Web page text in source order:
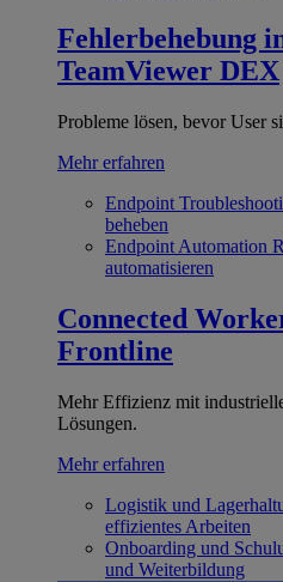
Fehlerbehebung
TeamViewer DEX
Probleme lösen, bevor User
Mehr erfahren
Endpoint
beheben
Endpoint Automation
automatisieren
Connected
Frontline
Mehr Effizienz mit
Lösungen.
Mehr erfahren
Logistik und
effizientes Arbeiten
Onboarding und
und Weiterbildung